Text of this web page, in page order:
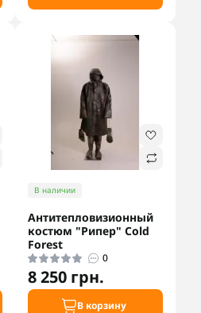
В наличии
Антитепловизионный
костюм "Рипер" Cold
Forest
0
8 250 грн.
В корзину